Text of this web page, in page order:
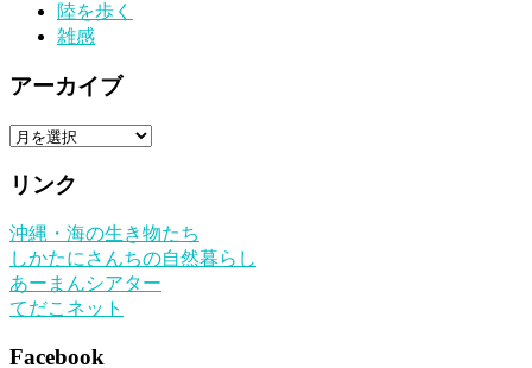
陸を歩く
雑感
アーカイブ
ア
カ
ブ
リンク
沖縄・海の生き物たち
しかたにさんちの自然暮らし
あーまんシアター
てだこネット
Facebook